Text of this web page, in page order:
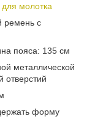
молотка
ремень с
пояса: 135 см
металлической
отверстий
форму